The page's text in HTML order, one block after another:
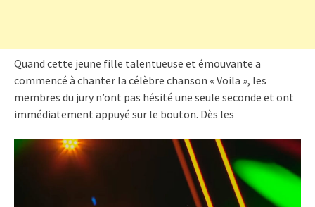
Quand cette jeune fille talentueuse et émouvante a
commencé à chanter la célèbre chanson « Voila », les
membres du jury n’ont pas hésité une seule seconde et ont
immédiatement appuyé sur le bouton. Dès les